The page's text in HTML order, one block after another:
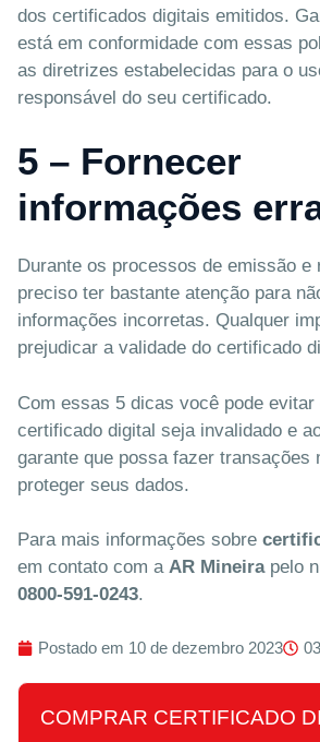
dos certificados digitais emitidos.
está em conformidade com essas
as diretrizes estabelecidas para o
responsável do seu certificado.
5 – Fornecer
informações
Durante os processos de emissão e
preciso ter bastante atenção para
informações incorretas. Qualquer
prejudicar a validade do certificado
Com essas 5 dicas você pode evitar
certificado digital seja invalidado e
garante que possa fazer transações
proteger seus dados.
Para mais informações sobre
em contato com a AR Mineirapelo
0800-591-0243.
Postado em 10 de dezembro 2023
COMPRAR CERTIFICADO